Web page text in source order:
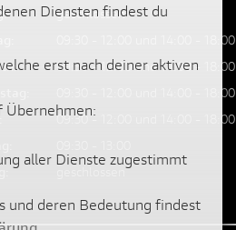
geschlossen
09:30 - 12:00 und 14:00 - 18:00
09:30 - 12:00 und 14:00 - 18:00
09:30 - 12:00 und 14:00 - 18:00
09:30 - 12:00 und 14:00 - 18:00
Diensten findest du
erst nach deiner aktiven
Übernehmen:
aller Dienste zugestimmt
und deren Bedeutung findest